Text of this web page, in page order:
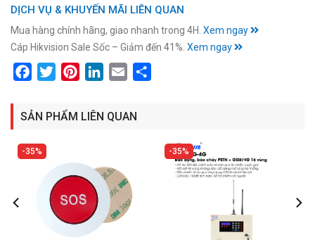
DỊCH VỤ & KHUYẾN MÃI LIÊN QUAN
Mua hàng chính hãng, giao nhanh trong 4H. Xem ngay
Cáp Hikvision Sale Sốc – Giảm đến 41%. Xem ngay
FacebookTwitterPinterestLinkedIn
Email
SẢN PHẨM LIÊN QUAN
35% 35%